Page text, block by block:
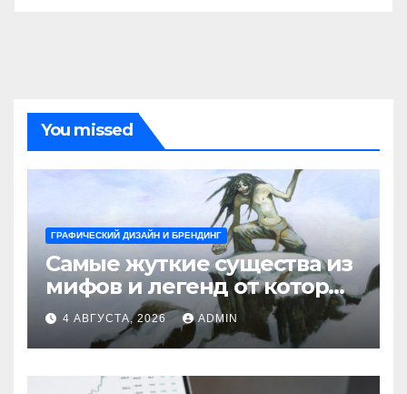
You missed
ГРАФИЧЕСКИЙ ДИЗАЙН И БРЕНДИНГ
Самые жуткие существа из
мифов и легенд от которых
стынет кровь
4 АВГУСТА, 2026 ADMIN